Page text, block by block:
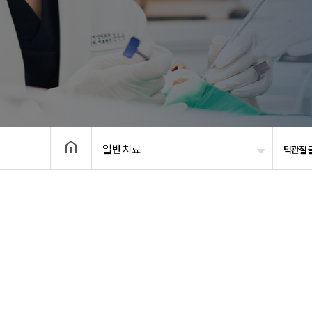
일반치료 턱관절